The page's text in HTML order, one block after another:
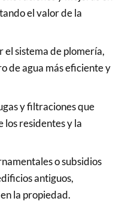
el valor de la
sistema de plomería,
de agua más eficiente y
y filtraciones que
los residentes y la
o subsidios
antiguos,
la propiedad.